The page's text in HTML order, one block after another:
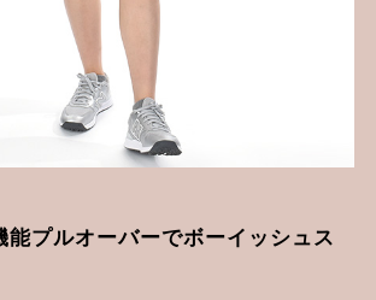
能プルオーバーでボーイッシュス